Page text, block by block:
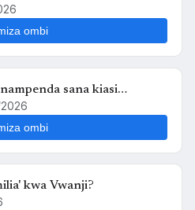
ombi
sana kiasi
kuchanganyikiwa' kwa
ombi
kwa Vwanji?